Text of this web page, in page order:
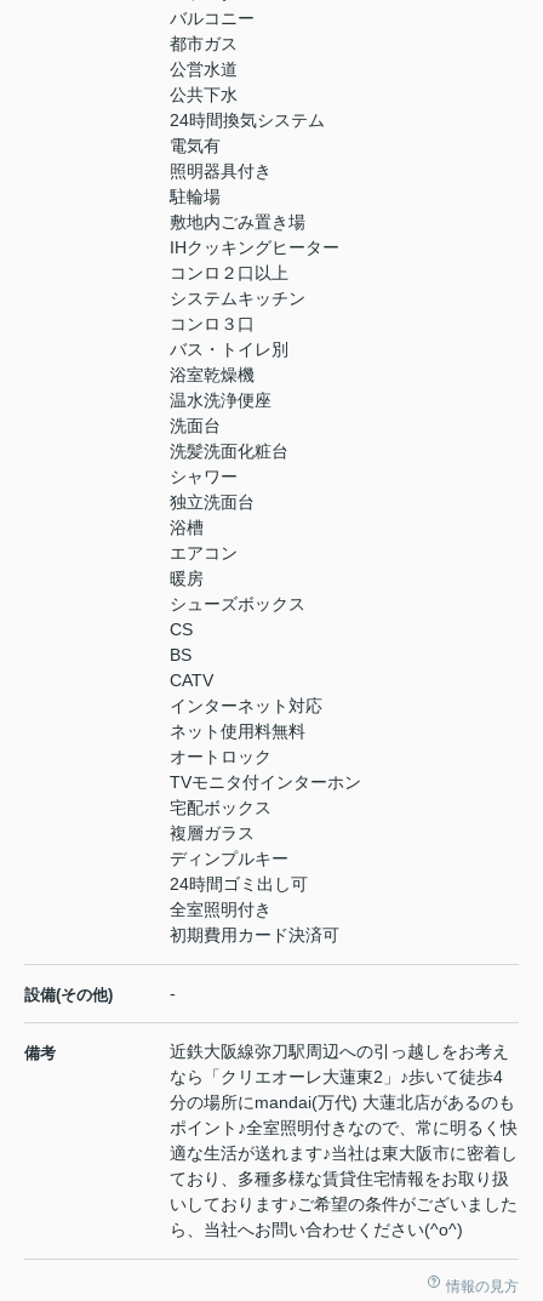
バルコニー
都市ガス
公営水道
公共下水
24時間換気システム
電気有
照明器具付き
駐輪場
敷地内ごみ置き場
IHクッキングヒーター
コンロ２口以上
システムキッチン
コンロ３口
バス・トイレ別
浴室乾燥機
温水洗浄便座
洗面台
洗髪洗面化粧台
シャワー
独立洗面台
浴槽
エアコン
暖房
シューズボックス
CS
BS
CATV
インターネット対応
ネット使用料無料
オートロック
TVモニタ付インターホン
宅配ボックス
複層ガラス
ディンプルキー
24時間ゴミ出し可
全室照明付き
初期費用カード決済可
設備(その他) -
備考
近鉄大阪線弥刀駅周辺への引っ越しをお考え
なら「クリエオーレ大蓮東2」♪歩いて徒歩4
分の場所にmandai(万代) 大蓮北店があるのも
ポイント♪全室照明付きなので、常に明るく快
適な生活が送れます♪当社は東大阪市に密着し
ており、多種多様な賃貸住宅情報をお取り扱
いしております♪ご希望の条件がございました
ら、当社へお問い合わせください(^o^)
情報の見方